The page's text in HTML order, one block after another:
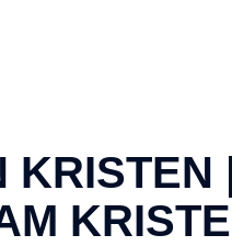
KRISTEN